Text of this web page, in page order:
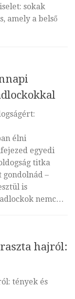
sokak
amely a belső
élni
egyedi
titka
–
is
nemc…
hajról:
tények és